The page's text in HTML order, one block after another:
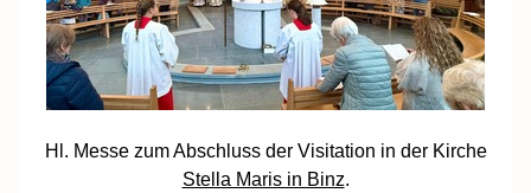
Hl. Messe zum Abschluss der Visitation in der Kirche
Stella Maris in Binz.